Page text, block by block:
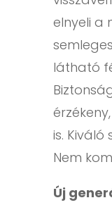
elnyeli a
látható
is.
Nem
Új